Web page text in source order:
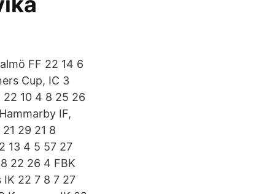
FF 22 14 6
Cup, IC 3
10 4 8 25 26
IF,
29 21 8
13 4 5 57 27
22 26 4 FBK
22 7 8 7 27